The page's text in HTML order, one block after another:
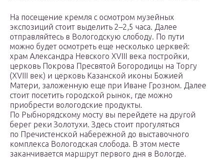
На посещение кремля с осмотром музейных
экспозиций стоит выделить 2–2,5 часа. Далее
отправляйтесь в Вологодскую слободу. По пути
можно будет осмотреть еще несколько церквей:
храм Александра Невского XVIII века постройки,
церковь Покрова Пресвятой Богородицы на Торгу
(XVIII век) и церковь Казанской иконы Божией
Матери, заложенную еще при Иване Грозном. Далее
стоит посетить городской рынок, где можно
приобрести вологодские продукты.
По Рыбнорядскому мосту вы перейдете на другой
берег реки Золотухи. Здесь стоит прогуляться
по Пречистенской набережной до выставочного
комплекса Вологодская слобода. В этом месте
заканчивается маршрут первого дня в Вологде.